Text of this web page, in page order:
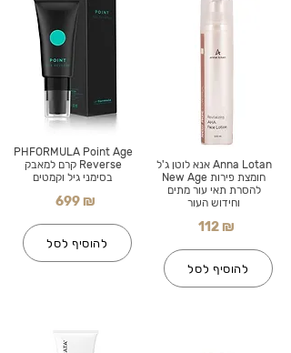
PHFORMULA Point Age
Reverse קרם למאבק
בסימני גיל וקמטים
699 ₪
להוסיף לסל
Anna Lotan אנא לוטן ג'ל
חומצת פירות New Age
להסרת תאי עור מתים
וחידוש העור
112 ₪
להוסיף לסל